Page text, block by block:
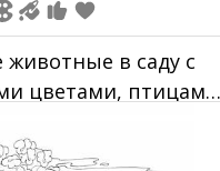
животные в саду с
цветами, птицами